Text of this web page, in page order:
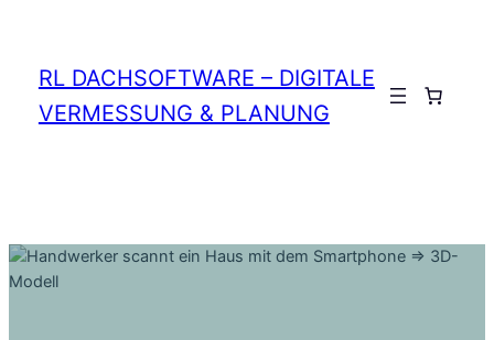
springen
RL DACHSOFTWARE – DIGITALE
VERMESSUNG & PLANUNG
Anmelden